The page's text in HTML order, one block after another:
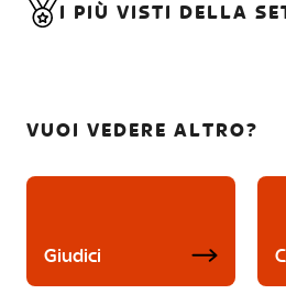
I PIÙ VISTI DELLA
VUOI VEDERE ALTRO?
Giudici